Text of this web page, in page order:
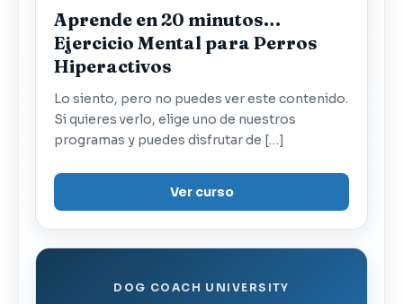
Aprende en 20 minutos…
Ejercicio Mental para Perros
Hiperactivos
Lo siento, pero no puedes ver este contenido.
Si quieres verlo, elige uno de nuestros
programas y puedes disfrutar de […]
Ver curso
DOG COACH UNIVERSITY